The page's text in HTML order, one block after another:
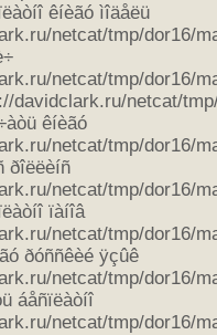
êíèãó ìîäåëü
netcat/tmp/dor16/
netcat/tmp/dor16/
davidclark.ru/netcat/
êíèãó
netcat/tmp/dor16/
ðîëëèíñ
netcat/tmp/dor16/
ïàíîâ
netcat/tmp/dor16/
ðóññêèé ÿçûê
netcat/tmp/dor16/
áåñïëàòíî
netcat/tmp/dor16/